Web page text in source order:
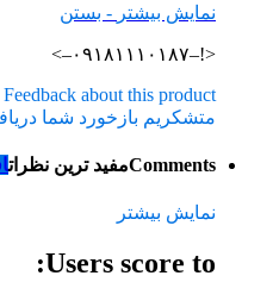
نمایش بیشتر - بستن
<!–۰۹۱۸۱۱۱۰۱۸۷–>
Feedback about this product
متشکریم بازخورد شما
Commentsمفید ترین نظرات
نمایش بیشتر
Users score to: